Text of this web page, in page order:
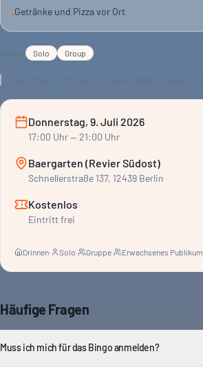
zu verbringen.
•Getränke und Pizza vor Ort
Solo Group
Donnerstag, 9. Juli 2026
17:00 Uhr— 21:00 Uhr
Baergarten (Revier Südost)
Schnellerstraße 137, 12439 Berlin
Kostenlos
Eintritt frei
Drinnen· Solo· Gruppe· Erwachsenes Publikum
Häufige Fragen
Muss ich mich für das Bingo anmelden?